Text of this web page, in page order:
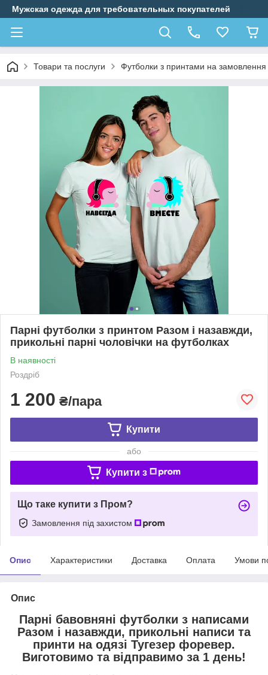
Мужская одежда для требовательных покупателей
Товари та послуги Футболки з принтами на замовлення
Парні футболки з принтом Разом і назавжди,
прикольні парні чоловічки на футболках
В наявності
Роздріб
1 200 ₴/пара
Купити
або
Купити з
Що таке купити з Пром?
Замовлення під захистом
Опис Характеристики Доставка Оплата Умови
Опис
Парні бавовняні футболки з написами
Разом і назавжди, прикольні написи та
принти на одязі Тугезер форевер.
Виготовимо та відправимо за 1 день!